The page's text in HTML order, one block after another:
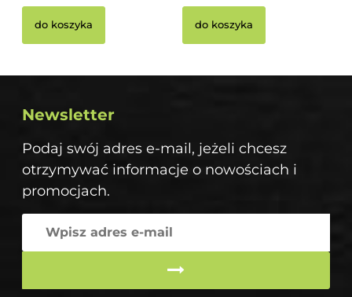
do koszyka do koszyka
Newsletter
Podaj swój adres e-mail, jeżeli chcesz
otrzymywać informacje o nowościach i
promocjach.